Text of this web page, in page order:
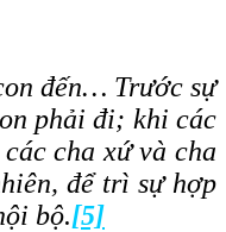
đến… Trước sự
phải đi; khi các
cha xứ và cha
để trì sự hợp
bộ.[5]